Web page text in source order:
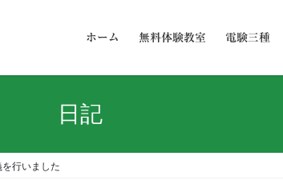
ホーム 無料体験教室 電験三種
日記
行いました